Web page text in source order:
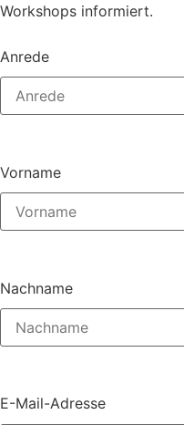
Workshops informiert.
Anrede
Vorname
Nachname
E-Mail-Adresse